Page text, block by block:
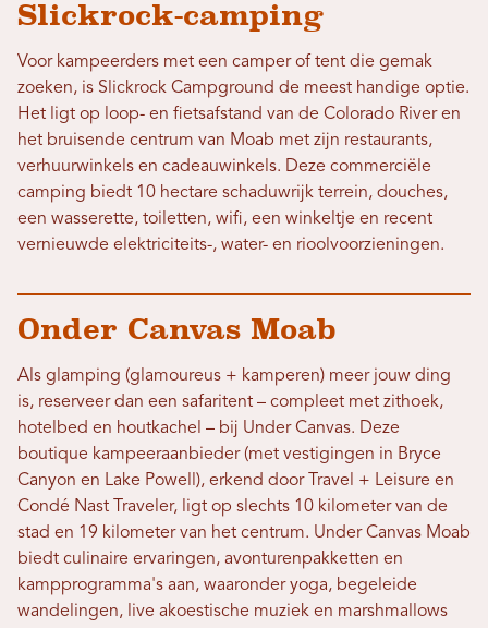
Slickrock-camping
Voor kampeerders met een camper of tent die gemak
zoeken, is Slickrock Campground de meest handige optie.
Het ligt op loop- en fietsafstand van de Colorado River en
het bruisende centrum van Moab met zijn restaurants,
verhuurwinkels en cadeauwinkels. Deze commerciële
camping biedt 10 hectare schaduwrijk terrein, douches,
een wasserette, toiletten, wifi, een winkeltje en recent
vernieuwde elektriciteits-, water- en rioolvoorzieningen.
Onder Canvas Moab
Als glamping (glamoureus + kamperen) meer jouw ding
is, reserveer dan een safaritent – ​​compleet met zithoek,
hotelbed en houtkachel – bij Under Canvas. Deze
boutique kampeeraanbieder (met vestigingen in Bryce
Canyon en Lake Powell), erkend door Travel + Leisure en
Condé Nast Traveler, ligt op slechts 10 kilometer van de
stad en 19 kilometer van het centrum. Under Canvas Moab
biedt culinaire ervaringen, avonturenpakketten en
kampprogramma's aan, waaronder yoga, begeleide
wandelingen, live akoestische muziek en marshmallows